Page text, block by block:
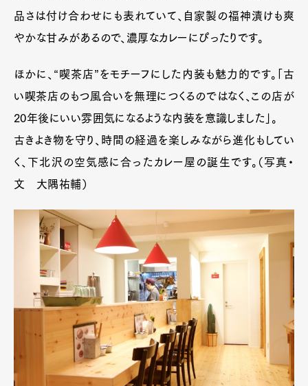
品さは付け合わせにも表れていて、自家製の福神漬けも爽
やかな甘みがあるので、濃厚なカレーにぴったりです。
ほかに、“喫茶店”をモチーフにした内装も魅力的です。「古
い喫茶店のもつ風合いを無理につくるのではなく、この店が
20年後にいい雰囲気になるような内装を意識しました」。
古きよき物を守り、時間の経過を楽しみながら進化もしてい
く、下北沢の空気感に合ったカレー屋の誕生です。（写真・
文 大隅祐輔）